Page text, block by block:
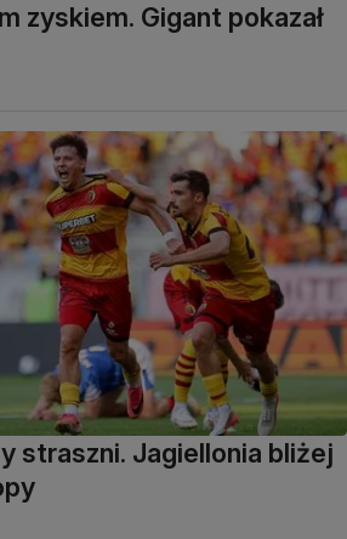
zyskiem. Gigant pokazał
straszni. Jagiellonia bliżej